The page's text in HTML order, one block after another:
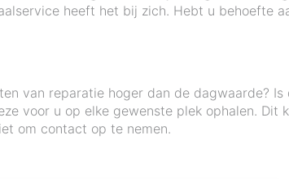
heeft het bij zich. Hebt u behoefte
van reparatie hoger dan de dagwaarde? Is
voor u op elke gewenste plek ophalen. Dit
om contact op te nemen.